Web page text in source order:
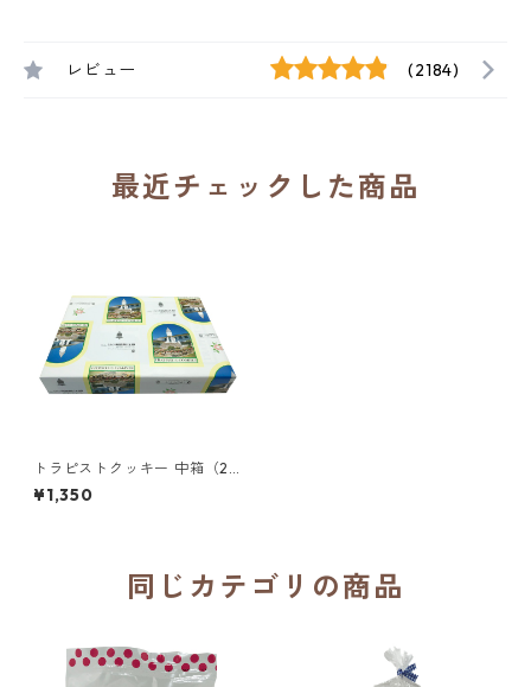
レビュー (2184)
最近チェックした商品
トラピストクッキー 中箱（2枚
入り×27包）【鶏卵不使用】／
大分トラピスト修道院
¥1,350
同じカテゴリの商品